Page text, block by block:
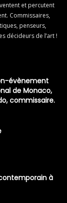
et percutent
Commissaires,
penseurs,
décideurs de l’art !
évènement
de Monaco,
commissaire.
à